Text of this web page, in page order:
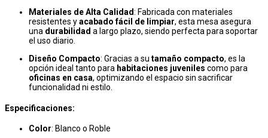
Materiales de Alta Calidad: Fabricada con materiales
resistentes yacabado fácil de limpiar, esta mesa asegura
una durabilidad a largo plazo, siendo perfecta para soportar
el uso diario.
Diseño Compacto: Gracias a su tamaño compacto, es la
opción ideal tanto para habitaciones juveniles como para
oficinas en casa, optimizando el espacio sin sacrificar
funcionalidad ni estilo.
Especificaciones:
Color: Blanco o Roble